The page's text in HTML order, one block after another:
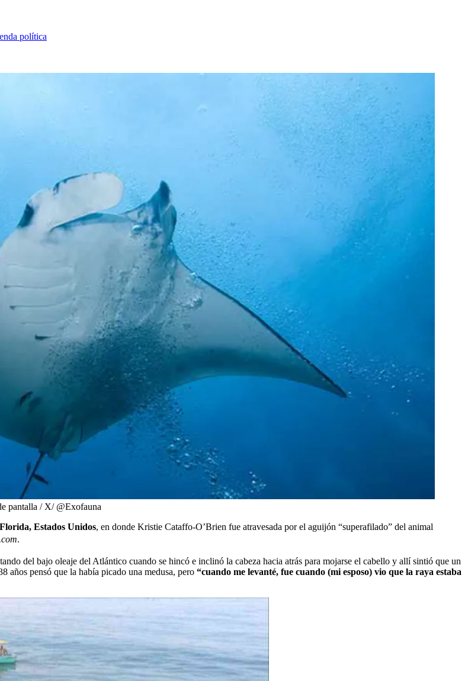
política
pantalla / X/ @Exofauna
Estados Unidos, en donde Kristie Cataffo-O’Brien fue atravesada por el aguijón “superafilado” del animal
.
del bajo oleaje del Atlántico cuando se hincó e inclinó la cabeza hacia atrás para mojarse el cabello y allí sintió que un
años pensó que la había picado una medusa, pero “cuando me levanté, fue cuando (mi esposo) vio que la raya estaba